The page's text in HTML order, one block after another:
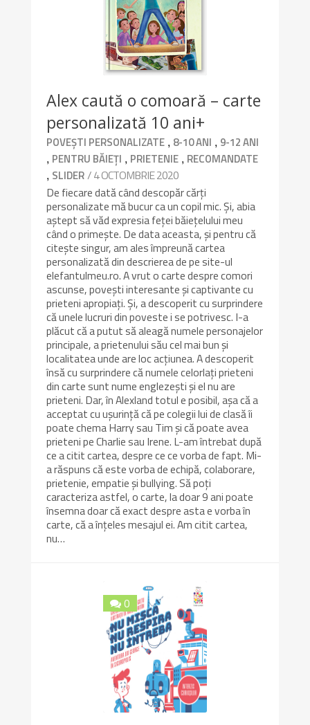
Alex caută o comoară – carte
personalizată 10 ani+
POVEȘTI PERSONALIZATE , 8-10 ANI , 9-12 ANI
, PENTRU BĂIEȚI , PRIETENIE , RECOMANDATE
, SLIDER/ 4 OCTOMBRIE 2020
De fiecare dată când descopăr cărți
personalizate mă bucur ca un copil mic. Și, abia
aștept să văd expresia feței băiețelului meu
când o primește. De data aceasta, și pentru că
citește singur, am ales împreună cartea
personalizată din descrierea de pe site-ul
elefantulmeu.ro. A vrut o carte despre comori
ascunse, povești interesante și captivante cu
prieteni apropiați. Și, a descoperit cu surprindere
că unele lucruri din poveste i se potrivesc. I-a
plăcut că a putut să aleagă numele personajelor
principale, a prietenului său cel mai bun și
localitatea unde are loc acțiunea. A descoperit
însă cu surprindere că numele celorlați prieteni
din carte sunt nume englezești și el nu are
prieteni. Dar, în Alexland totul e posibil, așa că a
acceptat cu ușurință că pe colegii lui de clasă îi
poate chema Harry sau Tim și că poate avea
prieteni pe Charlie sau Irene. L-am întrebat după
ce a citit cartea, despre ce ce vorba de fapt. Mi-
a răspuns că este vorba de echipă, colaborare,
prietenie, empatie și bullying. Să poți
caracteriza astfel, o carte, la doar 9 ani poate
însemna doar că exact despre asta e vorba în
carte, că a înțeles mesajul ei. Am citit cartea,
nu…
0